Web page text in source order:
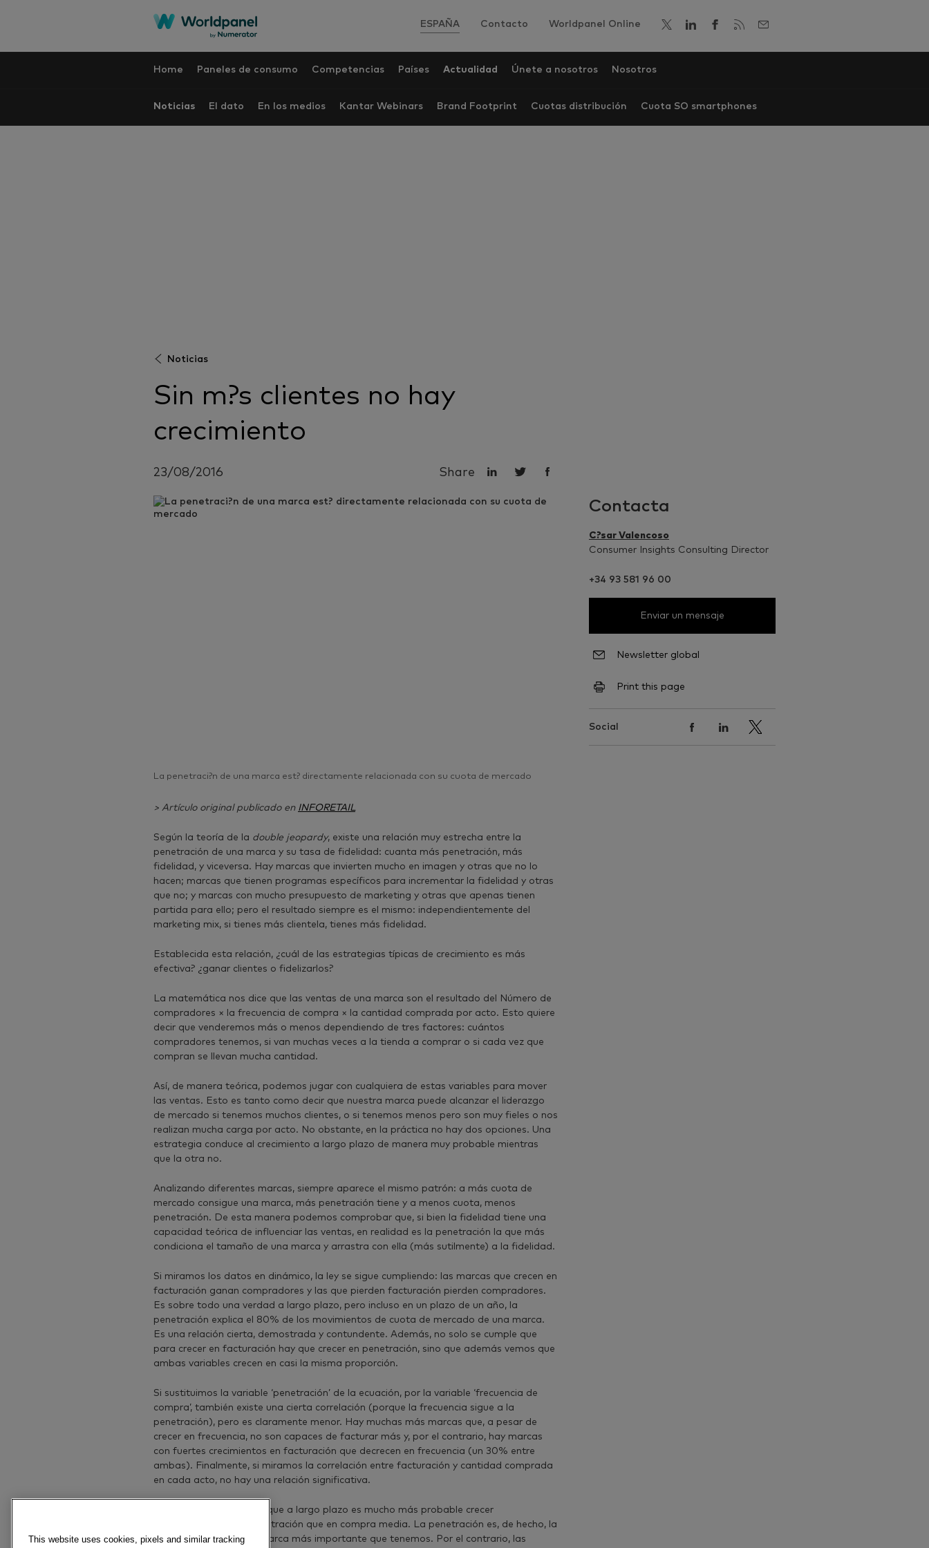
ESPAÑA Contacto Worldpanel Online
Home Paneles de consumo Competencias Países Actualidad Únete a nosotros Nosotros
Noticias El dato En los medios Kantar Webinars Brand Footprint Cuotas distribución Cuota SO smartphones
Noticias
Sin m?s clientes no hay
crecimiento
23/08/2016 Share
La penetraci?n de una marca est? directamente relacionada con su cuota de mercado
> Artículo original publicado en INFORETAIL
Según la teoría de la double jeopardy, existe una relación muy estrecha entre la
penetración de una marca y su tasa de fidelidad: cuanta más penetración, más
fidelidad, y viceversa. Hay marcas que invierten mucho en imagen y otras que no lo
hacen; marcas que tienen programas específicos para incrementar la fidelidad y otras
que no; y marcas con mucho presupuesto de marketing y otras que apenas tienen
partida para ello; pero el resultado siempre es el mismo: independientemente del
marketing mix, si tienes más clientela, tienes más fidelidad.
Establecida esta relación, ¿cuál de las estrategias típicas de crecimiento es más
efectiva? ¿ganar clientes o fidelizarlos?
La matemática nos dice que las ventas de una marca son el resultado del Número de
compradores × la frecuencia de compra × la cantidad comprada por acto. Esto quiere
decir que venderemos más o menos dependiendo de tres factores: cuántos
compradores tenemos, si van muchas veces a la tienda a comprar o si cada vez que
compran se llevan mucha cantidad.
Así, de manera teórica, podemos jugar con cualquiera de estas variables para mover
las ventas. Esto es tanto como decir que nuestra marca puede alcanzar el liderazgo
de mercado si tenemos muchos clientes, o si tenemos menos pero son muy fieles o nos
realizan mucha carga por acto. No obstante, en la práctica no hay dos opciones. Una
estrategia conduce al crecimiento a largo plazo de manera muy probable mientras
que la otra no.
Analizando diferentes marcas, siempre aparece el mismo patrón: a más cuota de
mercado consigue una marca, más penetración tiene y a menos cuota, menos
penetración. De esta manera podemos comprobar que, si bien la fidelidad tiene una
capacidad teórica de influenciar las ventas, en realidad es la penetración la que más
condiciona el tamaño de una marca y arrastra con ella (más sutilmente) a la fidelidad.
Si miramos los datos en dinámico, la ley se sigue cumpliendo: las marcas que crecen en
facturación ganan compradores y las que pierden facturación pierden compradores.
Es sobre todo una verdad a largo plazo, pero incluso en un plazo de un año, la
penetración explica el 80% de los movimientos de cuota de mercado de una marca.
Es una relación cierta, demostrada y contundente. Además, no solo se cumple que
para crecer en facturación hay que crecer en penetración, sino que además vemos que
ambas variables crecen en casi la misma proporción.
Si sustituimos la variable ‘penetración’ de la ecuación, por la variable ‘frecuencia de
compra’, también existe una cierta correlación (porque la frecuencia sigue a la
penetración), pero es claramente menor. Hay muchas más marcas que, a pesar de
crecer en frecuencia, no son capaces de facturar más y, por el contrario, hay marcas
con fuertes crecimientos en facturación que decrecen en frecuencia (un 30% entre
ambas). Finalmente, si miramos la correlación entre facturación y cantidad comprada
en cada acto, no hay una relación significativa.
Podemos concluir, pues, que a largo plazo es mucho más probable crecer
apalancándonos en penetración que en compra media. La penetración es, de hecho, la
variable de gestión de marca más importante que tenemos. Por el contrario, las
Contacta
C?sar Valencoso
Consumer Insights Consulting Director
+34 93 581 96 00
Enviar un mensaje
Newsletter global
Print this page
Social
This website uses cookies, pixels and similar tracking